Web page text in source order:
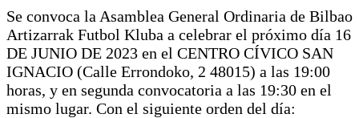
Se convoca la Asamblea General Ordinaria de Bilbao
Artizarrak Futbol Kluba a celebrar el próximo día 16
DE JUNIO DE 2023 en el CENTRO CÍVICO SAN
IGNACIO (Calle Errondoko, 2 48015) a las 19:00
horas, y en segunda convocatoria a las 19:30 en el
mismo lugar. Con el siguiente orden del día: